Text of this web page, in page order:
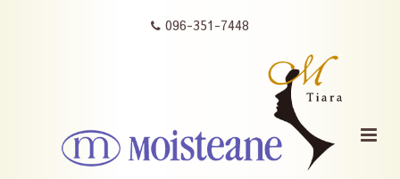
096-351-7448